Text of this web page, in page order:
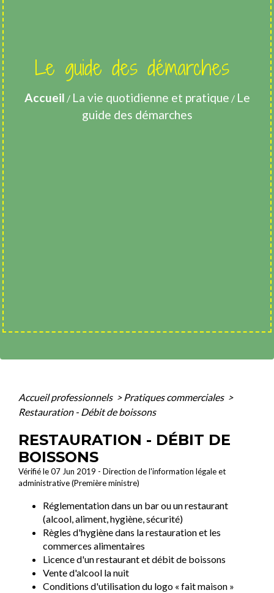
Le guide des démarches
Accueil / La vie quotidienne et pratique / Le
guide des démarches
Accueil professionnels > Pratiques commerciales >
Restauration - Débit de boissons
RESTAURATION - DÉBIT DE
BOISSONS
Vérifié le 07 Jun 2019 - Direction de l'information légale et
administrative (Première ministre)
Réglementation dans un bar ou un restaurant
(alcool, aliment, hygiène, sécurité)
Règles d'hygiène dans la restauration et les
commerces alimentaires
Licence d'un restaurant et débit de boissons
Vente d'alcool la nuit
Conditions d'utilisation du logo « fait maison »